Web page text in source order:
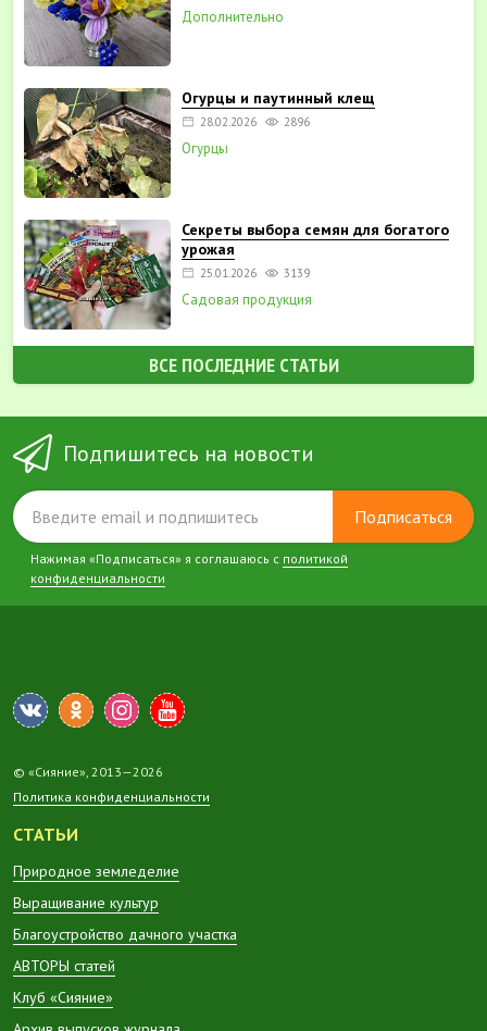
Дополнительно
Огурцы и паутинный клещ
28.02.2026 2896
Огурцы
Секреты выбора семян для богатого
урожая
25.01.2026 3139
Садовая продукция
ВСЕ ПОСЛЕДНИЕ СТАТЬИ
Подпишитесь на новости
Подписаться
Нажимая «Подписаться» я соглашаюсь с политикой
конфиденциальности
© «Сияние», 2013—2026
Политика конфиденциальности
СТАТЬИ
Природное земледелие
Выращивание культур
Благоустройство дачного участка
АВТОРЫ статей
Клуб «Сияние»